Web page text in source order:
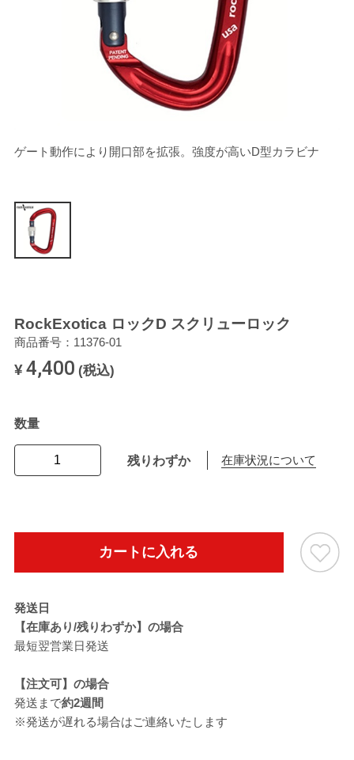
ゲート動作により開口部を拡張。強度が高いD型カラビナ
RockExotica ロックD スクリューロック
商品番号：11376-01
¥4,400 (税込)
数量
残りわずか 在庫状況について
カートに入れる
発送日
【在庫あり/残りわずか】の場合
最短翌営業日発送
【注文可】の場合
発送まで約2週間
※発送が遅れる場合はご連絡いたします